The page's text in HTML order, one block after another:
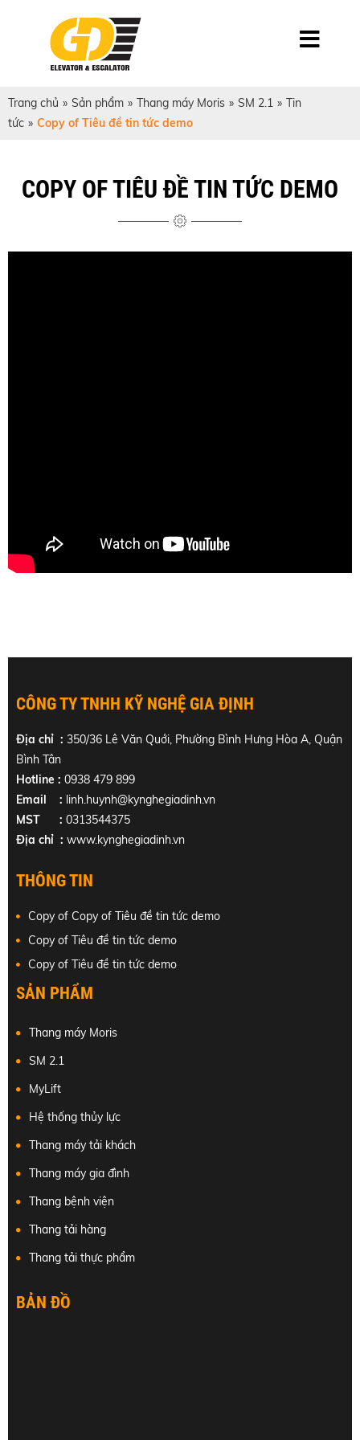
Trang chủ » Sản phẩm » Thang máy Moris » SM 2.1 » Tin
tức » Copy of Tiêu đề tin tức demo
COPY OF TIÊU ĐỀ TIN TỨC DEMO
CÔNG TY TNHH KỸ NGHỆ GIA ĐỊNH
Địa chỉ : 350/36 Lê Văn Quới, Phường Bình Hưng Hòa A, Quận
Bình Tân
Hotline : 0938 479 899
Email : linh.huynh@kynghegiadinh.vn
MST : 0313544375
Địa chỉ : www.kynghegiadinh.vn
THÔNG TIN
Copy of Copy of Tiêu đề tin tức demo
Copy of Tiêu đề tin tức demo
Copy of Tiêu đề tin tức demo
SẢN PHẨM
Thang máy Moris
SM 2.1
MyLift
Hệ thống thủy lực
Thang máy tải khách
Thang máy gia đình
Thang bệnh viện
Thang tải hàng
Thang tải thực phẩm
BẢN ĐỒ